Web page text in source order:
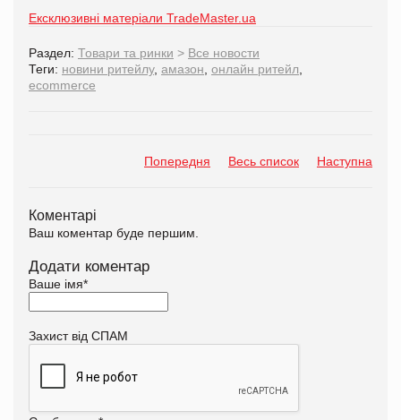
Ексклюзивні матеріали TradeMaster.ua
Раздел: Товари та ринки > Все новости
Теги: новини ритейлу, амазон онлайн ритейл
ecommerce
Попередня Весь список Наступна
Коментарі
Ваш коментар буде першим.
Додати коментар
Ваше імя*
Захист від СПАМ